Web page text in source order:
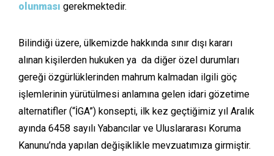
olunması gerekmektedir.
Bilindiği üzere, ülkemizde hakkında sınır dışı kararı
alınan kişilerden hukuken ya da diğer özel durumları
gereği özgürlüklerinden mahrum kalmadan ilgili göç
işlemlerinin yürütülmesi anlamına gelen idari gözetime
alternatifler (“İGA”) konsepti, ilk kez geçtiğimiz yıl Aralık
ayında 6458 sayılı Yabancılar ve Uluslararası Koruma
Kanunu’nda yapılan değişiklikle mevzuatımıza girmiştir.